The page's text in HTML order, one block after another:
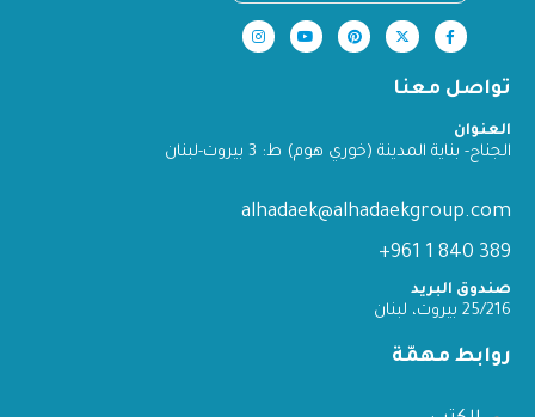
تواصل معنا
العنوان
الجناح- بناية المدينة (خوري هوم) ط: 3 بيروت-لبنان
alhadaek@alhadaekgroup.com
389 840 1 961+
صندوق البريد
25/216 بيروت، لبنان
روابط مهمّة